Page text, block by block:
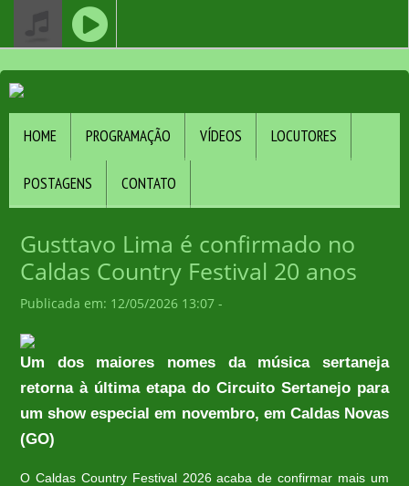
HOME PROGRAMAÇÃO VÍDEOS LOCUTORES
POSTAGENS CONTATO
Gusttavo Lima é confirmado no
Caldas Country Festival 20 anos
Publicada em: 12/05/2026 13:07 -
Um dos maiores nomes da música sertaneja
retorna à última etapa do Circuito Sertanejo para
um show especial em novembro, em Caldas Novas
(GO)
O Caldas Country Festival 2026 acaba de confirmar mais um